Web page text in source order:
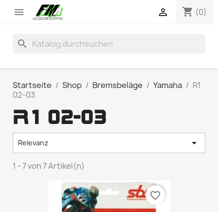
 shopping_cart (0)

search
Startseite Shop Bremsbeläge Yamaha
R1
02-03
R1 02-03
Relevanz 
1 - 7 von 7 Artikel(n)
favorite_border